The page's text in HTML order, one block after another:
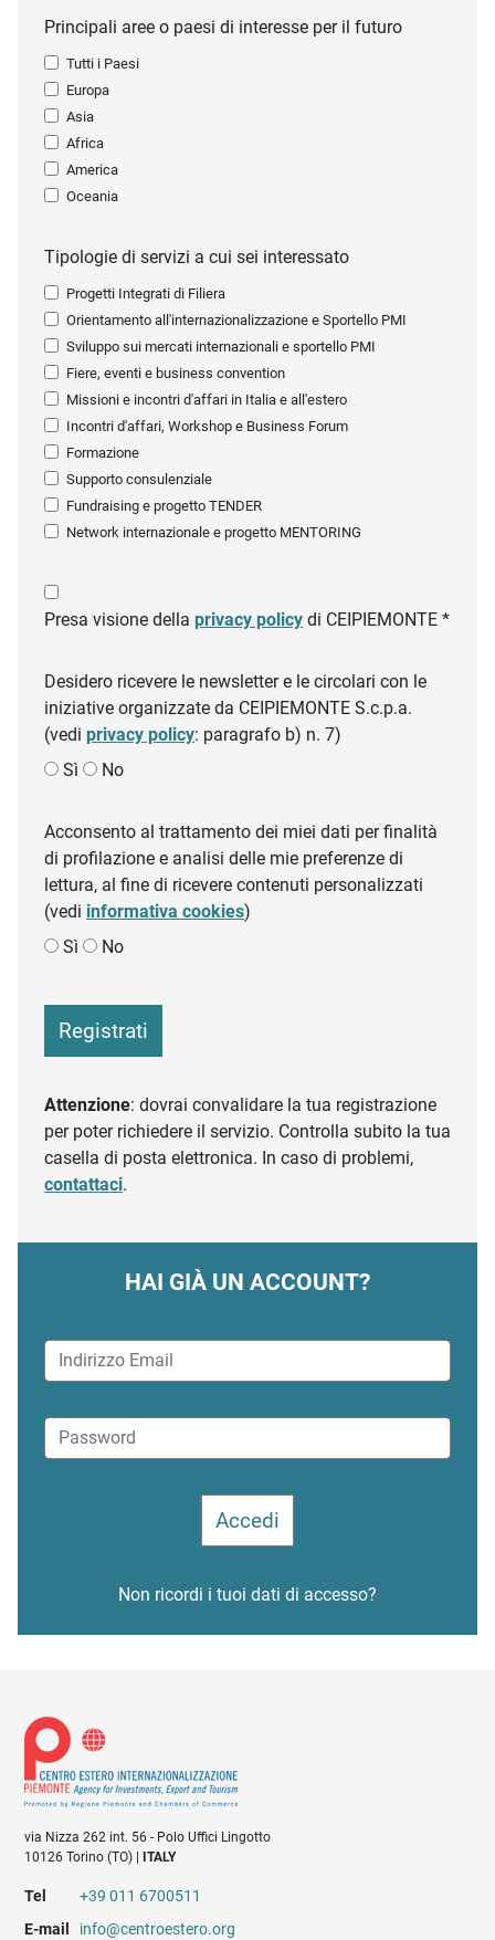
Principali aree o paesi di interesse per il futuro
Tutti i Paesi
Europa
Asia
Africa
America
Oceania
Tipologie di servizi a cui sei interessato
Progetti Integrati di Filiera
Orientamento all'internazionalizzazione e Sportello PMI
Sviluppo sui mercati internazionali e sportello PMI
Fiere, eventi e business convention
Missioni e incontri d'affari in Italia e all'estero
Incontri d'affari, Workshop e Business Forum
Formazione
Supporto consulenziale
Fundraising e progetto TENDER
Network internazionale e progetto MENTORING
Presa visione della privacy policy di CEIPIEMONTE *
Desidero ricevere le newsletter e le circolari con le
iniziative organizzate da CEIPIEMONTE S.c.p.a.
(vedi privacy policy: paragrafo b) n. 7)
Sì
No
Acconsento al trattamento dei miei dati per finalità
di profilazione e analisi delle mie preferenze di
lettura, al fine di ricevere contenuti personalizzati
(vedi informativa cookies)
Sì
No
Registrati
Attenzione: dovrai convalidare la tua registrazione
per poter richiedere il servizio. Controlla subito la tua
casella di posta elettronica. In caso di problemi,
contattaci.
HAI GIÀ UN ACCOUNT?
Non ricordi i tuoi dati di accesso?
via Nizza 262 int. 56 - Polo Uffici Lingotto
10126 Torino (TO) |
ITALY
Tel
+39 011 6700511
E-mail
info@centroestero.org